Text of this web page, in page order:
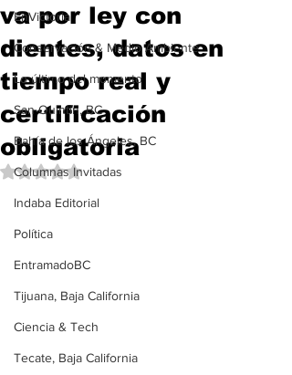
EnVictoria
Conservación & Medio Ambiente
Lo último del momento
San Quintín, BC
Bahía de los Ángeles, BC
Columnas Invitadas
Indaba Editorial
Política
EntramadoBC
Tijuana, Baja California
Ciencia & Tech
Tecate, Baja California
va por ley con
dientes, datos en
tiempo real y
certificación
obligatoria
Obtuvo NaN de 5 estrellas.